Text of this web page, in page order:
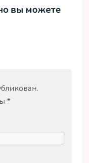
вы можете
*